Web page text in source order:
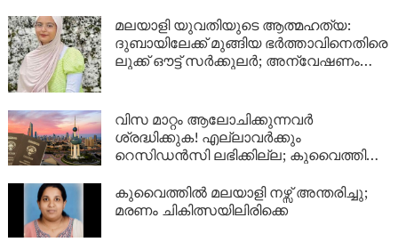
മലയാളി യുവതിയുടെ ആത്മഹത്യ:
ദുബായിലേക്ക് മുങ്ങിയ ഭർത്താവിനെതിരെ
ലുക്ക് ഔട്ട് സർക്കുലർ; അന്വേഷണം
വിസ മാറ്റം ആലോചിക്കുന്നവർ
ശ്രദ്ധിക്കുക! എല്ലാവർക്കും
റെസിഡൻസി ലഭിക്കില്ല; കുവൈത്തിന്റെ
കുവൈത്തിൽ മലയാളി നഴ്സ് അന്തരിച്ചു;
മരണം ചികിത്സയിലിരിക്കെ